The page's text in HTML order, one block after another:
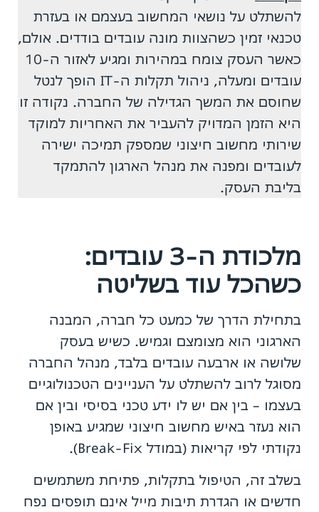
להשתלט על נושאי המחשוב בעצמם או בעזרת
טכנאי זמין כשהצוות מונה עובדים בודדים. אולם,
כאשר העסק צומח במהירות ומגיע לאזור ה-10
עובדים ומעלה, ניהול תקלות ה-IT הופך לנטל
שחוסם את המשך הגדילה של החברה. נקודה זו
היא הזמן המדויק להעביר את האחריות למוקד
שירותי מחשוב חיצוני שמספק תמיכה ישירה
לעובדים ומפנה את מנהל הארגון להתמקד
בליבת העסק.
מלכודת ה-3 עובדים:
כשהכל עוד בשליטה
בתחילת הדרך של כמעט כל חברה, המבנה
הארגוני הוא מצומצם וגמיש. כשיש בעסק
שלושה או ארבעה עובדים בלבד, מנהל החברה
מסוגל לרוב להשתלט על העניינים הטכנולוגיים
בעצמו – בין אם יש לו ידע טכני בסיסי ובין אם
הוא נעזר באיש מחשוב חיצוני שמגיע באופן
נקודתי לפי קריאות (במודל Break-Fix).
בשלב זה, הטיפול בתקלות, פתיחת משתמשים
חדשים או הגדרת תיבות מייל אינם תופסים נפח